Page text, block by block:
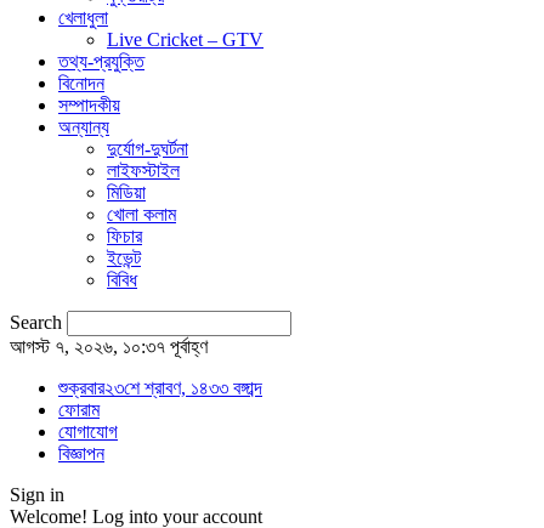
খেলাধুলা
Live Cricket – GTV
তথ্য-প্রযুক্তি
বিনোদন
সম্পাদকীয়
অন্যান্য
দুর্যোগ-দুঘর্টনা
লাইফস্টাইল
মিডিয়া
খোলা কলাম
ফিচার
ইভেন্ট
বিবিধ
Search
আগস্ট ৭, ২০২৬, ১০:৩৭ পূর্বাহ্ণ
শুক্রবার২৩শে শ্রাবণ, ১৪৩৩ বঙ্গাব্দ
ফোরাম
যোগাযোগ
বিজ্ঞাপন
Sign in
Welcome! Log into your account